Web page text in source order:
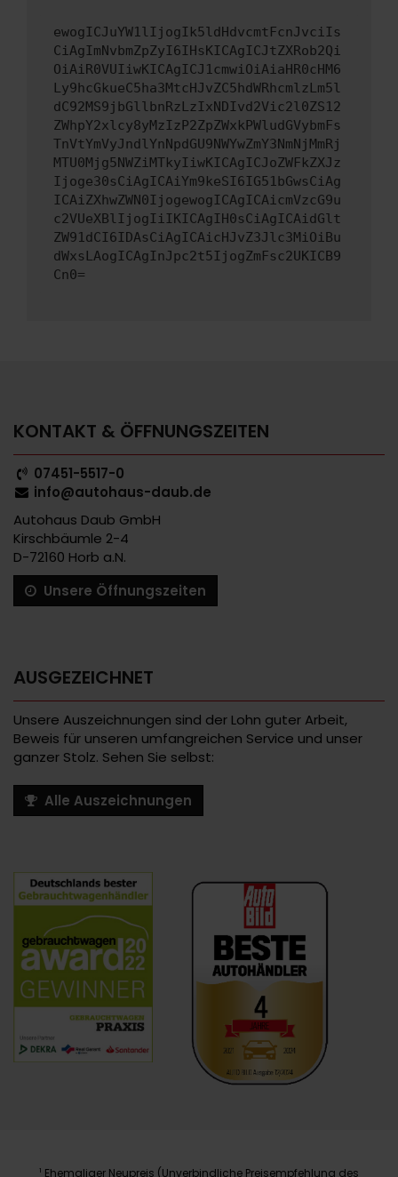
ewogICJuYW1lIjogIk5ldHdvcmtFcnJvciIs
CiAgImNvbmZpZyI6IHsKICAgICJtZXRob2Qi
OiAiR0VUIiwKICAgICJ1cmwiOiAiaHR0cHM6
Ly9hcGkueC5ha3MtcHJvZC5hdWRhcmlzLm5l
dC92MS9jbGllbnRzLzIxNDIvd2Vic2l0ZS12
ZWhpY2xlcy8yMzIzP2ZpZWxkPWludGVybmFs
TnVtYmVyJndlYnNpdGU9NWYwZmY3NmNjMmRj
MTU0Mjg5NWZiMTkyIiwKICAgICJoZWFkZXJz
Ijoge30sCiAgICAiYm9keSI6IG51bGwsCiAg
ICAiZXhwZWN0IjogewogICAgICAicmVzcG9u
c2VUeXBlIjogIiIKICAgIH0sCiAgICAidGlt
ZW91dCI6IDAsCiAgICAicHJvZ3Jlc3MiOiBu
dWxsLAogICAgInJpc2t5IjogZmFsc2UKICB9
Cn0=
KONTAKT & ÖFFNUNGSZEITEN
07451-5517-0
info@autohaus-daub.de
Autohaus Daub GmbH
Kirschbäumle 2-4
D-72160 Horb a.N.
Unsere Öffnungszeiten
AUSGEZEICHNET
Unsere Auszeichnungen sind der Lohn guter Arbeit,
Beweis für unseren umfangreichen Service und unser
ganzer Stolz. Sehen Sie selbst:
Alle Auszeichnungen
1 Ehemaliger Neupreis (Unverbindliche Preisempfehlung des